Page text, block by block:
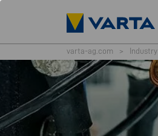
varta-ag.com > Industry